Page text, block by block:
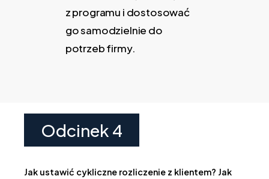
z programu i dostosować
go samodzielnie do
potrzeb firmy.
Odcinek 4
Jak ustawić cykliczne rozliczenie z klientem? Jak